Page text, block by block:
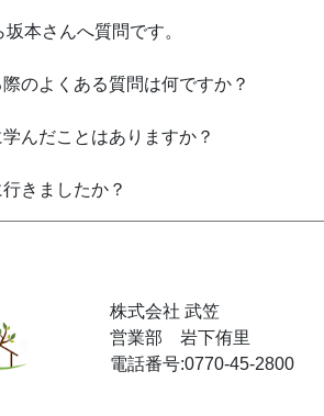
本さんへ質問です。
のよくある質問は何ですか？
んだことはありますか？
きましたか？
株式会社 武笠
営業部 岩下侑里
電話番号:0770-45-2800